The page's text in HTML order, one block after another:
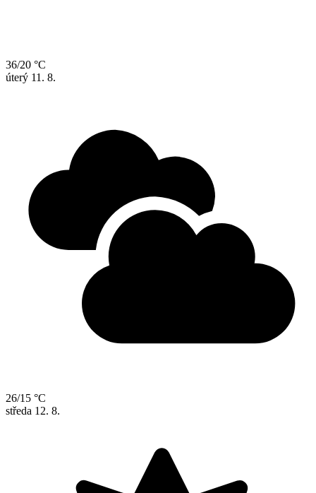
36/20 °C
úterý 11. 8.
26/15 °C
středa 12. 8.